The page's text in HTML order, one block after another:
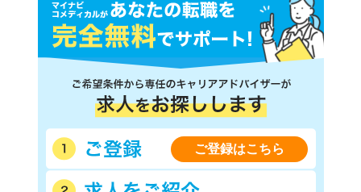
ご登録はこちら